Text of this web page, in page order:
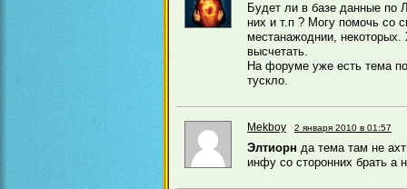
Будет ли в базе данные по
них и т.п ? Могу помочь со
местанажоднии,
высчетать.
На форуме уже есть тема
тускло.
Mekboy 2 января 2010 в 01:57
Элтиорн да тема там не
инфу со сторонних брать а